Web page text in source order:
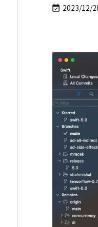
 2023/12/